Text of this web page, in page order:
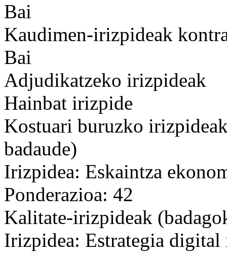
Bai
Kaudimen-irizpideak
Bai
Adjudikatzeko irizpideak
Hainbat irizpide
Kostuari buruzko
badaude)
Irizpidea: Eskaintza
Ponderazioa: 42
Kalitate-irizpideak
Irizpidea: Estrategia digital